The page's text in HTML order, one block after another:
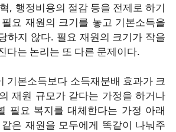
, 행정비용의 절감 등을 전제로 하기
요 재원의 크기를 놓고 기본소득을
하지 않다. 필요 재원의 크기가 작을
다는 논리는 또 다른 문제이다.
기본소득보다 소득재분배 효과가 크
재원 규모가 같다는 가정을 하거나
필요 복지를 대체한다는 가정 아래
은 재원을 모두에게 똑같이 나눠주